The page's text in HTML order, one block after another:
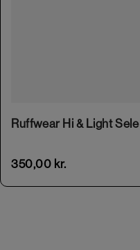
Ruffwear Hi & Light Sele
350,00 kr.